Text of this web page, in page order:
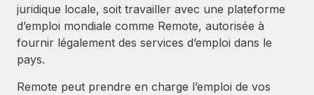
juridique locale, soit travailler avec une plateforme
d’emploi mondiale comme Remote, autorisée à
fournir légalement des services d’emploi dans le
pays.
Remote peut prendre en charge l’emploi de vos